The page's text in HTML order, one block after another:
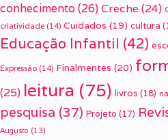
conhecimento(26) Creche (24)
criatividade (14) Cuidados (19) cultura
Educação Infantil (42)
Expressão (14) Finalmentes (20)
(25) leitura (75) livros (18)
pesquisa (37) Projeto (17)
Augusto (13)